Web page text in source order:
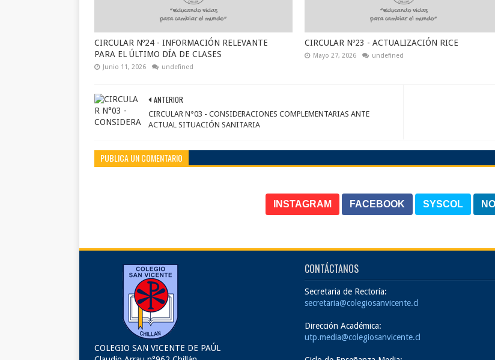
CIRCULAR Nº24 - INFORMACIÓN RELEVANTE
PARA EL ÚLTIMO DÍA DE CLASES
Junio 11, 2026 undefined
CIRCULAR Nº23 - ACTUALIZACIÓN RICE
Mayo 27, 2026 undefined
ANTERIOR
CIRCULAR N°03 - CONSIDERACIONES COMPLEMENTARIAS ANTE
ACTUAL SITUACIÓN SANITARIA
PUBLICA UN COMENTARIO
INSTAGRAM FACEBOOK SYSCOL
COLEGIO SAN VICENTE DE PAÚL
CONTÁCTANOS
Secretaria de Rectoría:
secretaria@colegiosanvicente.cl
Dirección Académica:
utp.media@colegiosanvicente.cl